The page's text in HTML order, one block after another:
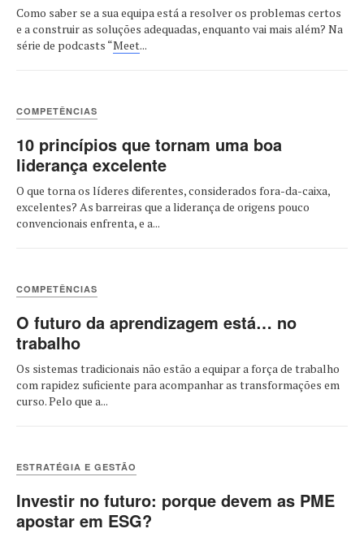
Como saber se a sua equipa está a resolver os problemas certos
e a construir as soluções adequadas, enquanto vai mais além? Na
série de podcasts “Meet...
COMPETÊNCIAS
10 princípios que tornam uma boa
liderança excelente
O que torna os líderes diferentes, considerados fora-da-caixa,
excelentes? As barreiras que a liderança de origens pouco
convencionais enfrenta, e a...
COMPETÊNCIAS
O futuro da aprendizagem está… no
trabalho
Os sistemas tradicionais não estão a equipar a força de trabalho
com rapidez suficiente para acompanhar as transformações em
curso. Pelo que a...
ESTRATÉGIA E GESTÃO
Investir no futuro: porque devem as PME
apostar em ESG?